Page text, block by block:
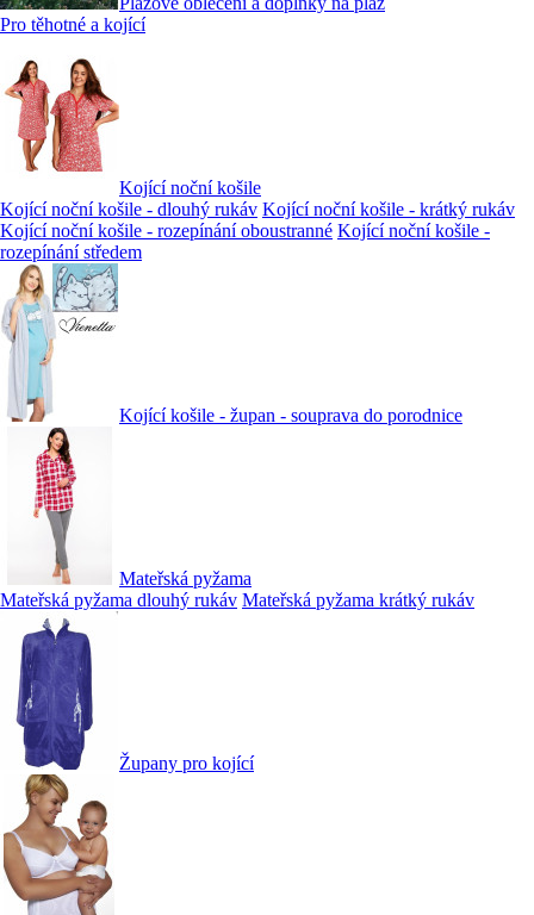
Pro těhotné a kojící
Kojící noční košile
Kojící noční košile - dlouhý rukáv Kojící noční košile - krátký rukáv
Kojící noční košile - rozepínání oboustranné Kojící noční košile -
rozepínání středem
Kojící košile - župan - souprava do porodnice
Mateřská pyžama
Mateřská pyžama dlouhý rukáv Mateřská pyžama krátký rukáv
Župany pro kojící